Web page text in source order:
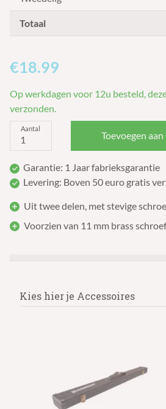
Totaal
€18.99
Op werkdagen voor 12u besteld,
verzonden.
Aantal
Toevoegen
Garantie: 1 Jaar fabrieksgarantie
Levering: Boven 50 euro gratis
Uit twee delen, met stevige
Voorzien van 11 mm brass
Kies hier je Accessoires